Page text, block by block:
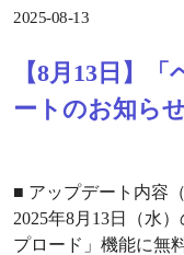
2025-08-13
【8月13日】
ートのお知ら
■ アップデート内容（
2025年8月13日（水
プロード」機能に無